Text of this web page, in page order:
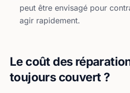
peut être envisagé pour
agir rapidement.
Le coût des
toujours couvert ?